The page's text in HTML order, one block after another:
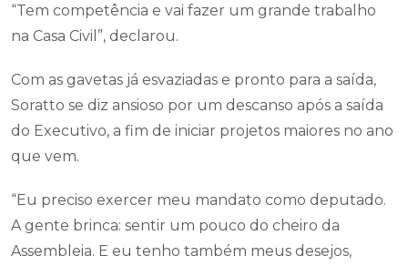
“Tem competência e vai fazer um grande trabalho
na Casa Civil”, declarou.
Com as gavetas já esvaziadas e pronto para a saída,
Soratto se diz ansioso por um descanso após a saída
do Executivo, a fim de iniciar projetos maiores no ano
que vem.
“Eu preciso exercer meu mandato como deputado.
A gente brinca: sentir um pouco do cheiro da
Assembleia. E eu tenho também meus desejos,